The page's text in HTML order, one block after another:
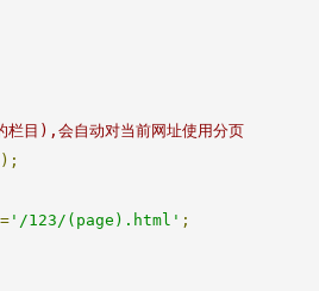
目),会自动对当前网址使用分页
);
]='/123/(page).html' ;